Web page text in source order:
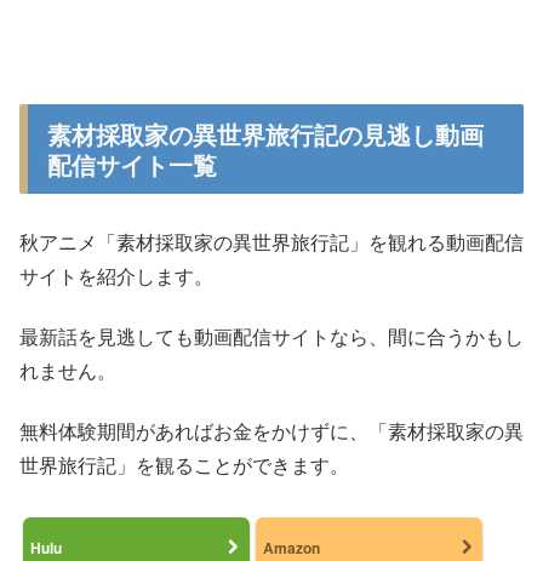
素材採取家の異世界旅行記の見逃し動画
配信サイト一覧
秋アニメ「素材採取家の異世界旅行記」を観れる動画配信
サイトを紹介します。
最新話を見逃しても動画配信サイトなら、間に合うかもし
れません。
無料体験期間があればお金をかけずに、「素材採取家の異
世界旅行記」を観ることができます。
Hulu Amazon